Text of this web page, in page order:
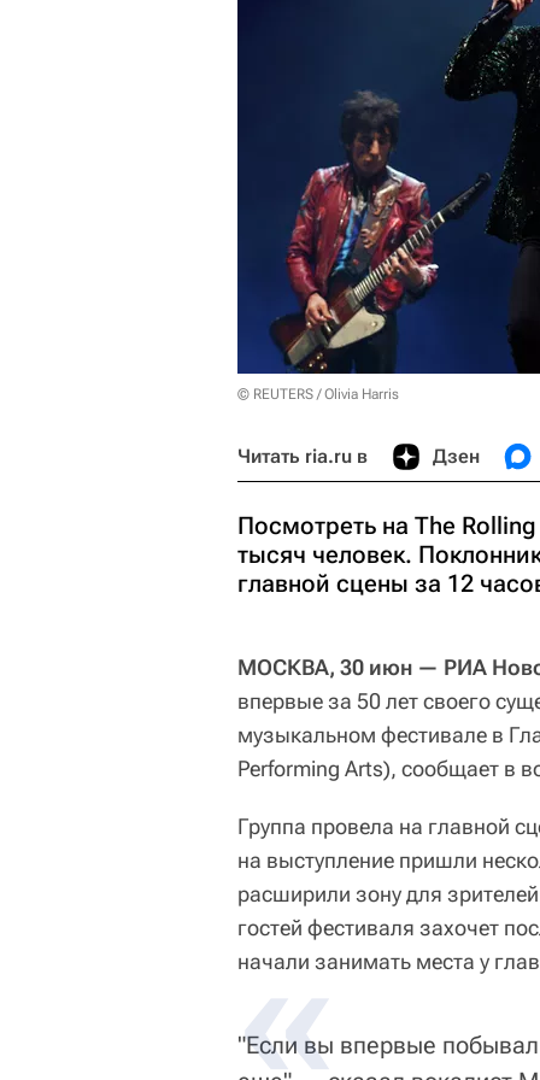
© REUTERS / Olivia Harris
Читать ria.ru в Дзен
Посмотреть на The
тысяч человек.
главной сцены за 12
МОСКВА, 30 июн — РИА
впервые за 50 лет своего
музыкальном фестивале в
Performing Arts), сообщает в
Группа провела на главной
на выступление пришли
расширили зону для
гостей фестиваля захочет
начали занимать места у
"Если вы впервые